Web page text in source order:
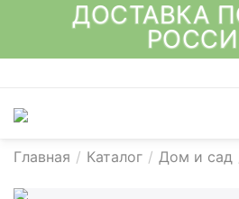
ДОСТАВКА
Главная / Каталог / Дом и сад